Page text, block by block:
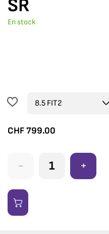
SR
En stock
CHF799.00
- +